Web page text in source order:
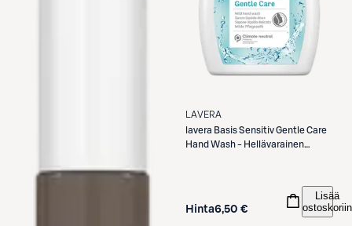
LAVERA
lavera Basis Sensitiv Gentle Care
Hand Wash - Hellävarainen
Hinta6,50 €
Lisää
ostoskoriin